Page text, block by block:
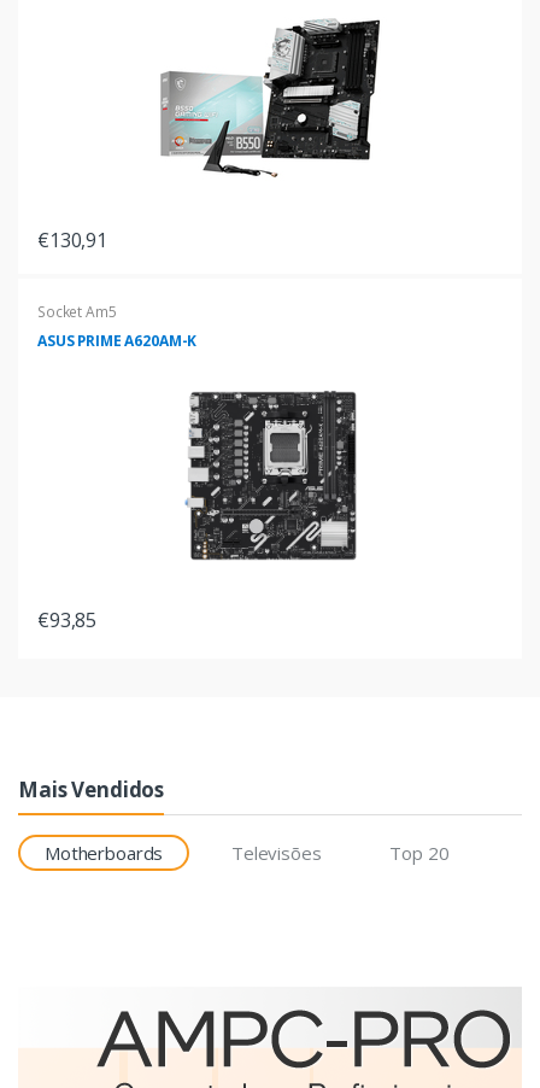
€130,91
Socket Am5
ASUS PRIME A620AM-K
€93,85
Mais Vendidos
Motherboards Televisões Top 20
Etiquetas
Brother BCS-1J074102-121
etiqueta para impressão
Branco